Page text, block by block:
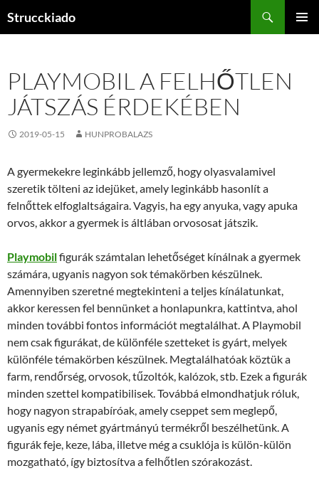
Strucckiado
PLAYMOBIL A FELHŐTLEN
JÁTSZÁS ÉRDEKÉBEN
2019-05-15 HUNPROBALAZS
A gyermekekre leginkább jellemző, hogy olyasvalamivel
szeretik tölteni az idejüket, amely leginkább hasonlít a
felnőttek elfoglaltságaira. Vagyis, ha egy anyuka, vagy apuka
orvos, akkor a gyermek is áltlában orvososat játszik.
Playmobilfigurák számtalan lehetőséget kínálnak a gyermek
számára, ugyanis nagyon sok témakörben készülnek.
Amennyiben szeretné megtekinteni a teljes kínálatunkat,
akkor keressen fel bennünket a honlapunkra, kattintva, ahol
minden további fontos információt megtalálhat. A Playmobil
nem csak figurákat, de különféle szetteket is gyárt, melyek
különféle témakörben készülnek. Megtalálhatóak köztük a
farm, rendőrség, orvosok, tűzoltók, kalózok, stb. Ezek a figurák
minden szettel kompatibilisek. Továbbá elmondhatjuk róluk,
hogy nagyon strapabíróak, amely cseppet sem meglepő,
ugyanis egy német gyártmányú termékről beszélhetünk. A
figurák feje, keze, lába, illetve még a csuklója is külön-külön
mozgatható, így biztosítva a felhőtlen szórakozást.